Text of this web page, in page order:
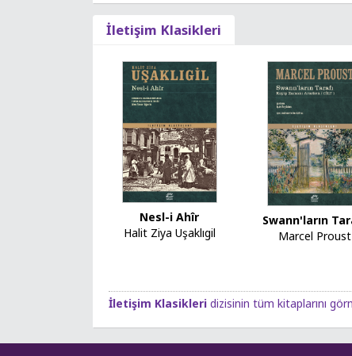
İletişim Klasikleri
Nesl-i Ahîr
Halit Ziya Uşaklıgil
Swann'ların
Marcel Proust
İletişim Klasikleri dizisinin tüm kitaplarını